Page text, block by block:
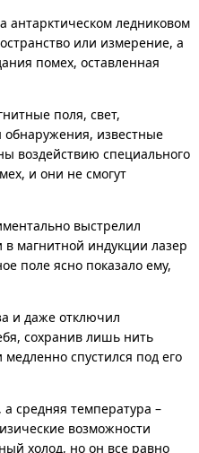
антарктическом ледниковом
или измерение, а
помех, оставленная
поля, свет,
обнаружения, известные
воздействию специального
и они не смогут
выстрелил
в магнитной индукции лазер
поле ясно показало ему,
и даже отключил
сохранив лишь нить
спустился под его
а средняя температура –
возможности
холод, но он все равно